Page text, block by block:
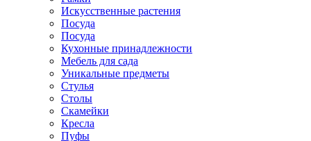
Искусственные растения
Посуда
Посуда
Кухонные принадлежности
Мебель для сада
Уникальные предметы
Стулья
Столы
Скамейки
Кресла
Пуфы